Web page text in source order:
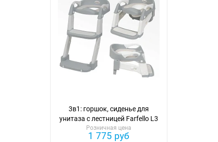
3в1: горшок, сиденье для
унитаза с лестницей Farfello L3
Розничная цена
1 775 руб